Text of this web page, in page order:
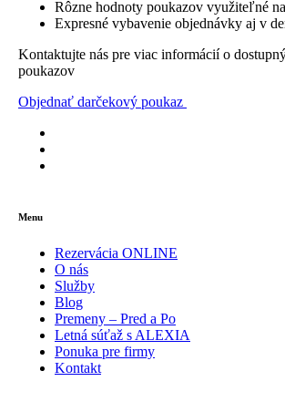
Rôzne hodnoty poukazov využiteľné
Expresné vybavenie objednávky aj v
Kontaktujte nás pre viac informácií o
poukazov
Objednať darčekový poukaz
Menu
Rezervácia ONLINE
O nás
Služby
Blog
Premeny – Pred a Po
Letná súťaž s ALEXIA
Ponuka pre firmy
Kontakt